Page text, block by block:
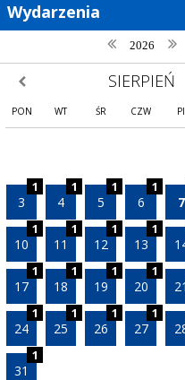
Wydarzenia
poprzedni
2026
poprzedni miesiąc SIERPIEŃ
PON WT ŚR CZW PI
3
1
4
1
5
1
6
1
7
10
1
11
1
12
1
13
1
17
1
18
1
19
1
20
1
21
24
1
25
1
26
1
27
1
31
1